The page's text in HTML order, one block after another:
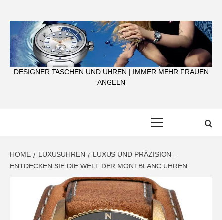
content
DESIGNER TASCHEN UND UHREN | IMMER MEHR FRAUEN
ANGELN
HOME LUXUSUHREN
LUXUS UND PRÄZISION –
ENTDECKEN SIE DIE WELT DER MONTBLANC UHREN